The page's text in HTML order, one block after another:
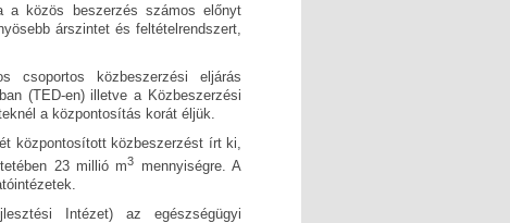
a közös beszerzés számos előnyt
árszintet és feltételrendszert,
csoportos közbeszerzési eljárás
(TED-en) illetve a Közbeszerzési
a központosítás korát éljük.
központosított közbeszerzést írt ki,
23 millió m3
mennyiségre. A
Intézet) az egészségügyi